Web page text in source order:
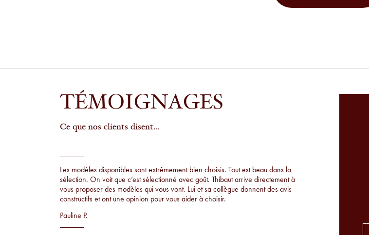
TÉMOIGNAGES
Ce que nos clients disent...
Les modèles disponibles sont extrêmement bien choisis. Tout est beau dans la
sélection. On voit que c’est sélectionné avec goût. Thibaut arrive directement à
vous proposer des modèles qui vous vont. Lui et sa collègue donnent des avis
constructifs et ont une opinion pour vous aider à choisir.
Pauline P.